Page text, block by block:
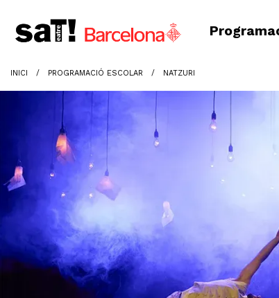
INICI PROGRAMACIÓ ESCOLAR NATZURI